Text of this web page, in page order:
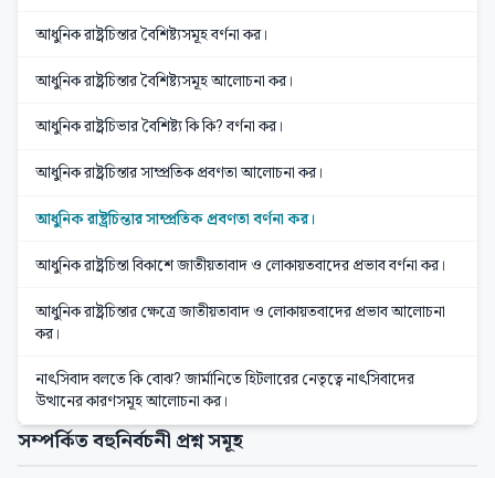
আধুনিক রাষ্ট্রচিন্তার বৈশিষ্ট্যসমূহ বর্ণনা কর।
আধুনিক রাষ্ট্রচিন্তার বৈশিষ্ট্যসমূহ আলোচনা কর।
আধুনিক রাষ্ট্রচিভার বৈশিষ্ট্য কি কি? বর্ণনা কর।
আধুনিক রাষ্ট্রচিন্তার সাম্প্রতিক প্রবণতা আলোচনা কর।
আধুনিক রাষ্ট্রচিন্তার সাম্প্রতিক প্রবণতা বর্ণনা কর।
আধুনিক রাষ্ট্রচিন্তা বিকাশে জাতীয়তাবাদ ও লোকায়তবাদের প্রভাব বর্ণনা কর।
আধুনিক রাষ্ট্রচিন্তার ক্ষেত্রে জাতীয়তাবাদ ও লোকায়তবাদের প্রভাব আলোচনা
কর।
নাৎসিবাদ বলতে কি বোঝ? জার্মানিতে হিটলারের নেতৃত্বে নাৎসিবাদের
উত্থানের কারণসমূহ আলোচনা কর।
সম্পর্কিত বহুনির্বচনী প্রশ্ন সমূহ